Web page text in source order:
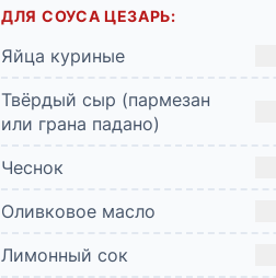
ДЛЯ СОУСА ЦЕЗАРЬ:
Яйца куриные
Твёрдый сыр (пармезан
или грана падано)
Чеснок
Оливковое масло
Лимонный сок